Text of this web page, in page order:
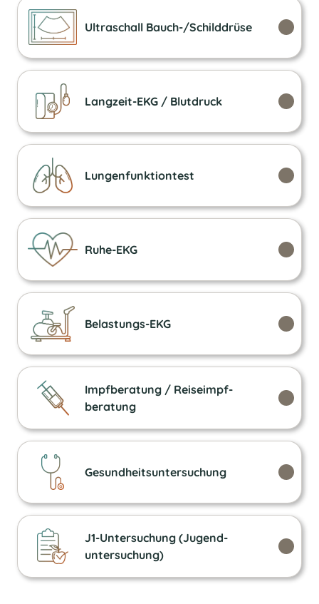
Ultraschall Bauch-/Schilddrüse
Langzeit-EKG / Blutdruck
Lungen­funktion­test
Ruhe-EKG
Belastungs-EKG
Impfberatung / Reiseimpf­
beratung
Gesundheits­untersuchung
J1-Untersuchung (Jugend­
untersuchung)